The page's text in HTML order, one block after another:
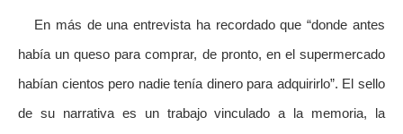
En más de una entrevista ha recordado que “donde antes
había un queso para comprar, de pronto, en el supermercado
habían cientos pero nadie tenía dinero para adquirirlo”. El sello
de su narrativa es un trabajo vinculado a la memoria, la